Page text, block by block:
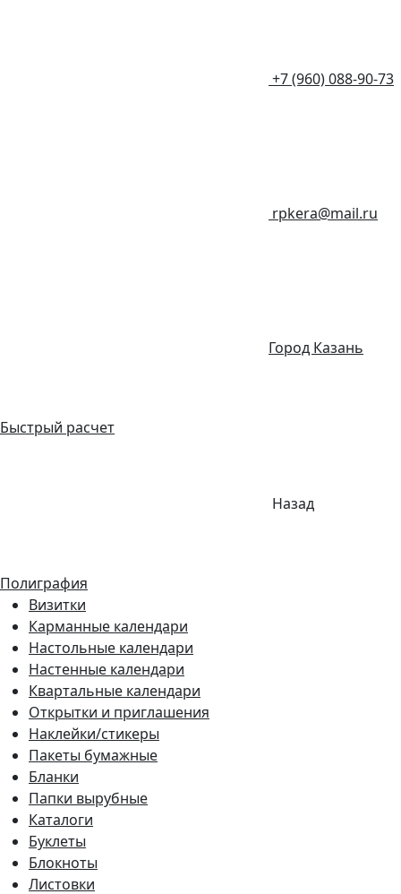
+7 (960) 088-90-73
rpkera@mail.ru
Город Казань
Быстрый расчет
Назад
Полиграфия
Визитки
Карманные календари
Настольные календари
Настенные календари
Квартальные календари
Открытки и приглашения
Наклейки/стикеры
Пакеты бумажные
Бланки
Папки вырубные
Каталоги
Буклеты
Блокноты
Листовки